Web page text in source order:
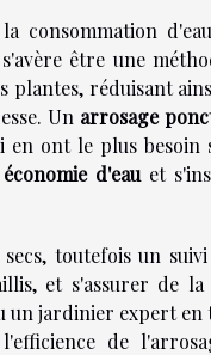
consommation
être une
réduisant
Un arrosage
ont le plus besoin
économie d'eau et
toutefois un
et s'assurer de
jardinier expert en
de